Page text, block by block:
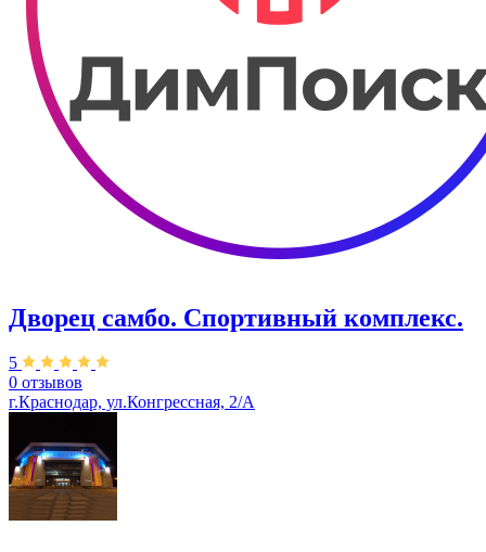
Дворец самбо. Спортивный комплекс.
5
0 отзывов
г.Краснодар, ул.Конгрессная, 2/А